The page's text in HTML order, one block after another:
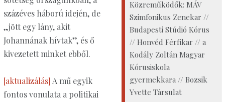
Közreműködők: MÁV
Szimfonikus Zenekar //
Budapesti Stúdió Kórus
// Honvéd Férfikar // a
Kodály Zoltán Magyar
Kórusiskola
gyermekkara // Bozsik
Yvette Társulat
százéves háború idején, de
„jött egy lány, akit
Johannának hívtak”, és ő
kivezetett minket ebből.
[aktualizálás]A mű egyik
fontos vonulata a politikai